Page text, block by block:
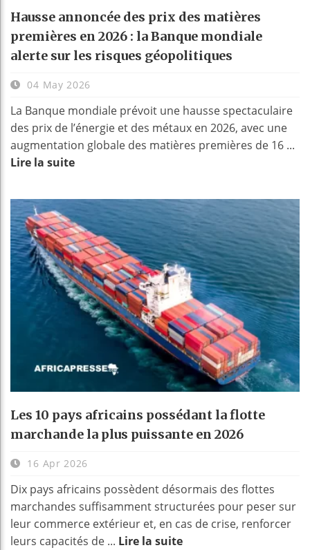
Hausse annoncée des prix des matières
premières en 2026 : la Banque mondiale
alerte sur les risques géopolitiques
04 May 2026
La Banque mondiale prévoit une hausse spectaculaire
des prix de l’énergie et des métaux en 2026, avec une
augmentation globale des matières premières de 16 ...
Lire la suite
Les 10 pays africains possédant la flotte
marchande la plus puissante en 2026
16 Apr 2026
Dix pays africains possèdent désormais des flottes
marchandes suffisamment structurées pour peser sur
leur commerce extérieur et, en cas de crise, renforcer
leurs capacités de ... Lire la suite